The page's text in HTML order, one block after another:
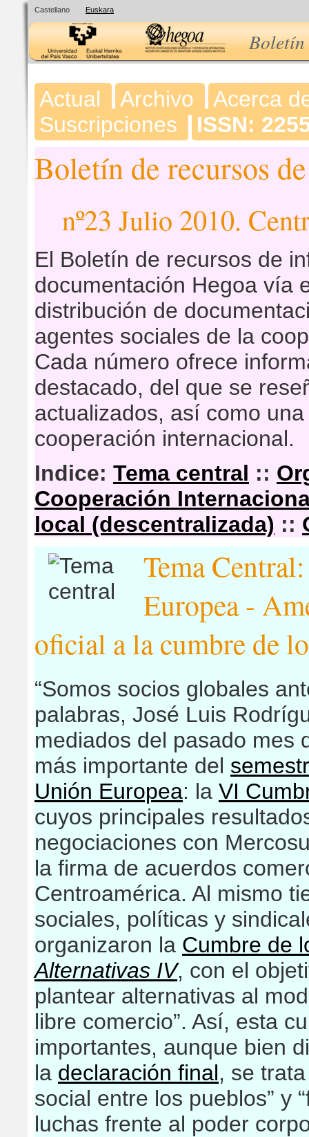
Castellano Euskara
Boletín
Actual Archivo
Acerca
Suscripciones
ISSN:
Boletín de recursos
nº23 Julio 2010.
El Boletín de recursos de
documentación Hegoa vía
distribución de
agentes sociales de la
Cada número ofrece
destacado, del que se
actualizados, así como
cooperación internacional.
Indice: Tema central ::
Cooperación
local (descentralizada) ::
Tema
Europea -
oficial a la cumbre de
“Somos socios globales
palabras, José Luis
mediados del pasado mes
más importante del
Unión Europea: la VI
cuyos principales
negociaciones con
la firma de acuerdos
Centroamérica. Al mismo
sociales, políticas y
organizaron la Cumbre de
Alternativas IV, con el
plantear alternativas al
libre comercio”. Así, esta
importantes, aunque bien
la declaración final, se
social entre los pueblos” y
luchas frente al poder